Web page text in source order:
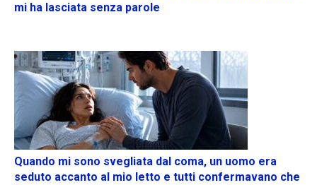
mi ha lasciata senza parole
Quando mi sono svegliata dal coma, un uomo era
seduto accanto al mio letto e tutti confermavano che